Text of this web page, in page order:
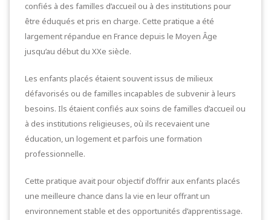
confiés à des familles d’accueil ou à des institutions pour
être éduqués et pris en charge. Cette pratique a été
largement répandue en France depuis le Moyen Âge
jusqu’au début du XXe siècle.
Les enfants placés étaient souvent issus de milieux
défavorisés ou de familles incapables de subvenir à leurs
besoins. Ils étaient confiés aux soins de familles d’accueil ou
à des institutions religieuses, où ils recevaient une
éducation, un logement et parfois une formation
professionnelle.
Cette pratique avait pour objectif d’offrir aux enfants placés
une meilleure chance dans la vie en leur offrant un
environnement stable et des opportunités d’apprentissage.